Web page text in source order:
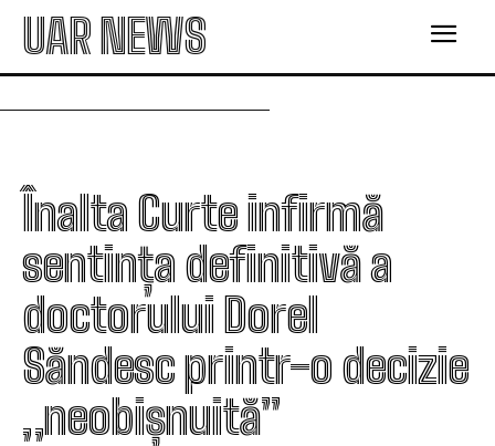
UAR NEWS
Înalta Curte infirmă
sentința definitivă a
doctorului Dorel
Săndesc printr-o decizie
„neobișnuită”